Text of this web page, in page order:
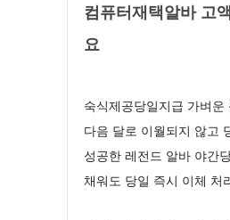
컴퓨터재택알바 고
요
숙식제공당일지급 가벼
다음 달로 이월되지 않고
성공한 레전드 알바 야간
채워도 당일 즉시 이체 처